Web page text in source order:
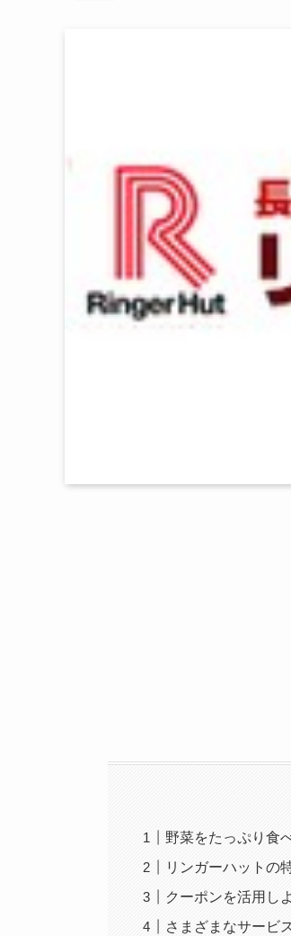
野菜をたっぷり食
リンガーハットの
クーポンを活用し
さまざまなサービ